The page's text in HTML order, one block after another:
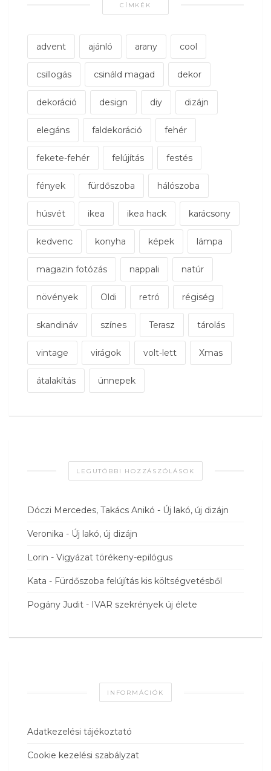
CÍMKÉK
advent ajánló arany cool
csillogás csináld magad dekor
dekoráció design diy dizájn
elegáns faldekoráció fehér
fekete-fehér felújítás festés
fények fürdőszoba hálószoba
húsvét ikea ikea hack karácsony
kedvenc konyha képek lámpa
magazin fotózás nappali natúr
növények Oldi retró régiség
skandináv színes Terasz tárolás
vintage virágok volt-lett Xmas
átalakítás ünnepek
LEGUTÓBBI HOZZÁSZÓLÁSOK
Dóczi Mercedes, Takács Anikó - Új lakó, új dizájn
Veronika - Új lakó, új dizájn
Lorin - Vigyázat törékeny-epilógus
Kata - Fürdőszoba felújítás kis költségvetésből
Pogány Judit - IVAR szekrények új élete
INFORMÁCIÓK
Adatkezelési tájékoztató
Cookie kezelési szabályzat